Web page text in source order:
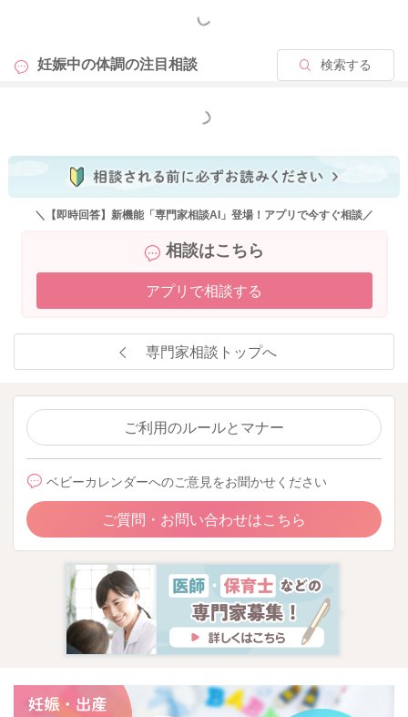
もっと見る
妊娠中の体調の注目相談 検索する
もっと見る
＼【即時回答】新機能「専門家相談AI」登場！アプリで今すぐ相談／
相談はこちら
アプリで相談する
専門家相談トップへ
ご利用のルールとマナー
ベビーカレンダーへのご意見をお聞かせください
ご質問・お問い合わせはこちら